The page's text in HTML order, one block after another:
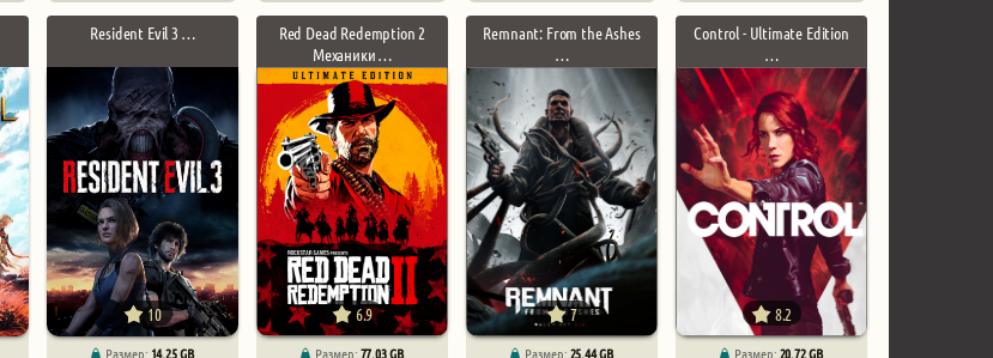
Resident Evil 3 …
10
Размер: 14.25 GB
Red Dead Redemption 2
Механики …
6.9
Размер:77.03 GB
Remnant: From the Ashes
…
7
Размер:25.44 GB
Control - Ultimate Edition
…
8.2
Размер:20.72 GB